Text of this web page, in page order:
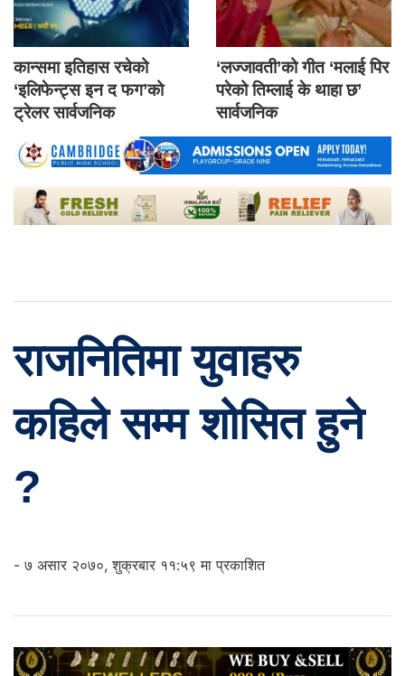
कान्समा इतिहास रचेको
‘इलिफेन्ट्स इन द फग’को
ट्रेलर सार्वजनिक
‘लज्जावती’को गीत ‘मलाई पिर
परेको तिम्लाई के थाहा छ’
सार्वजनिक
राजनितिमा युवाहरु
कहिले सम्म शोसित हुने
?
- ७ असार २०७०, शुक्रबार ११:५९ मा प्रकाशित